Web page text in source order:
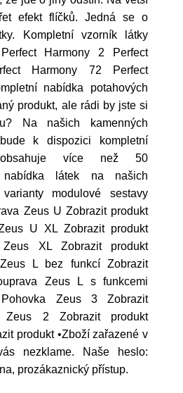
efekt flíčků. Jedná se o
Kompletní vzorník látky
Harmony 2 Perfect
Harmony 72 Perfect
nabídka potahových
produkt, ale rádi by jste si
Na našich kamenných
k dispozici kompletní
více než 50
nabídka látek na našich
modulové sestavy
Zeus U Zobrazit produkt
U XL Zobrazit produkt
XL Zobrazit produkt
L bez funkcí Zobrazit
Zeus L s funkcemi
Zeus 3 Zobrazit
Zeus 2 Zobrazit produkt
produkt •Zboží zařazené v
nezklame. Naše heslo:
prozákaznický přístup.